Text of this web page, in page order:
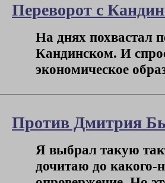
Переворот с
На днях похвастал
Кандинском. И
экономическое
Против Дмитрия
Я выбрал такую
дочитаю до какого-